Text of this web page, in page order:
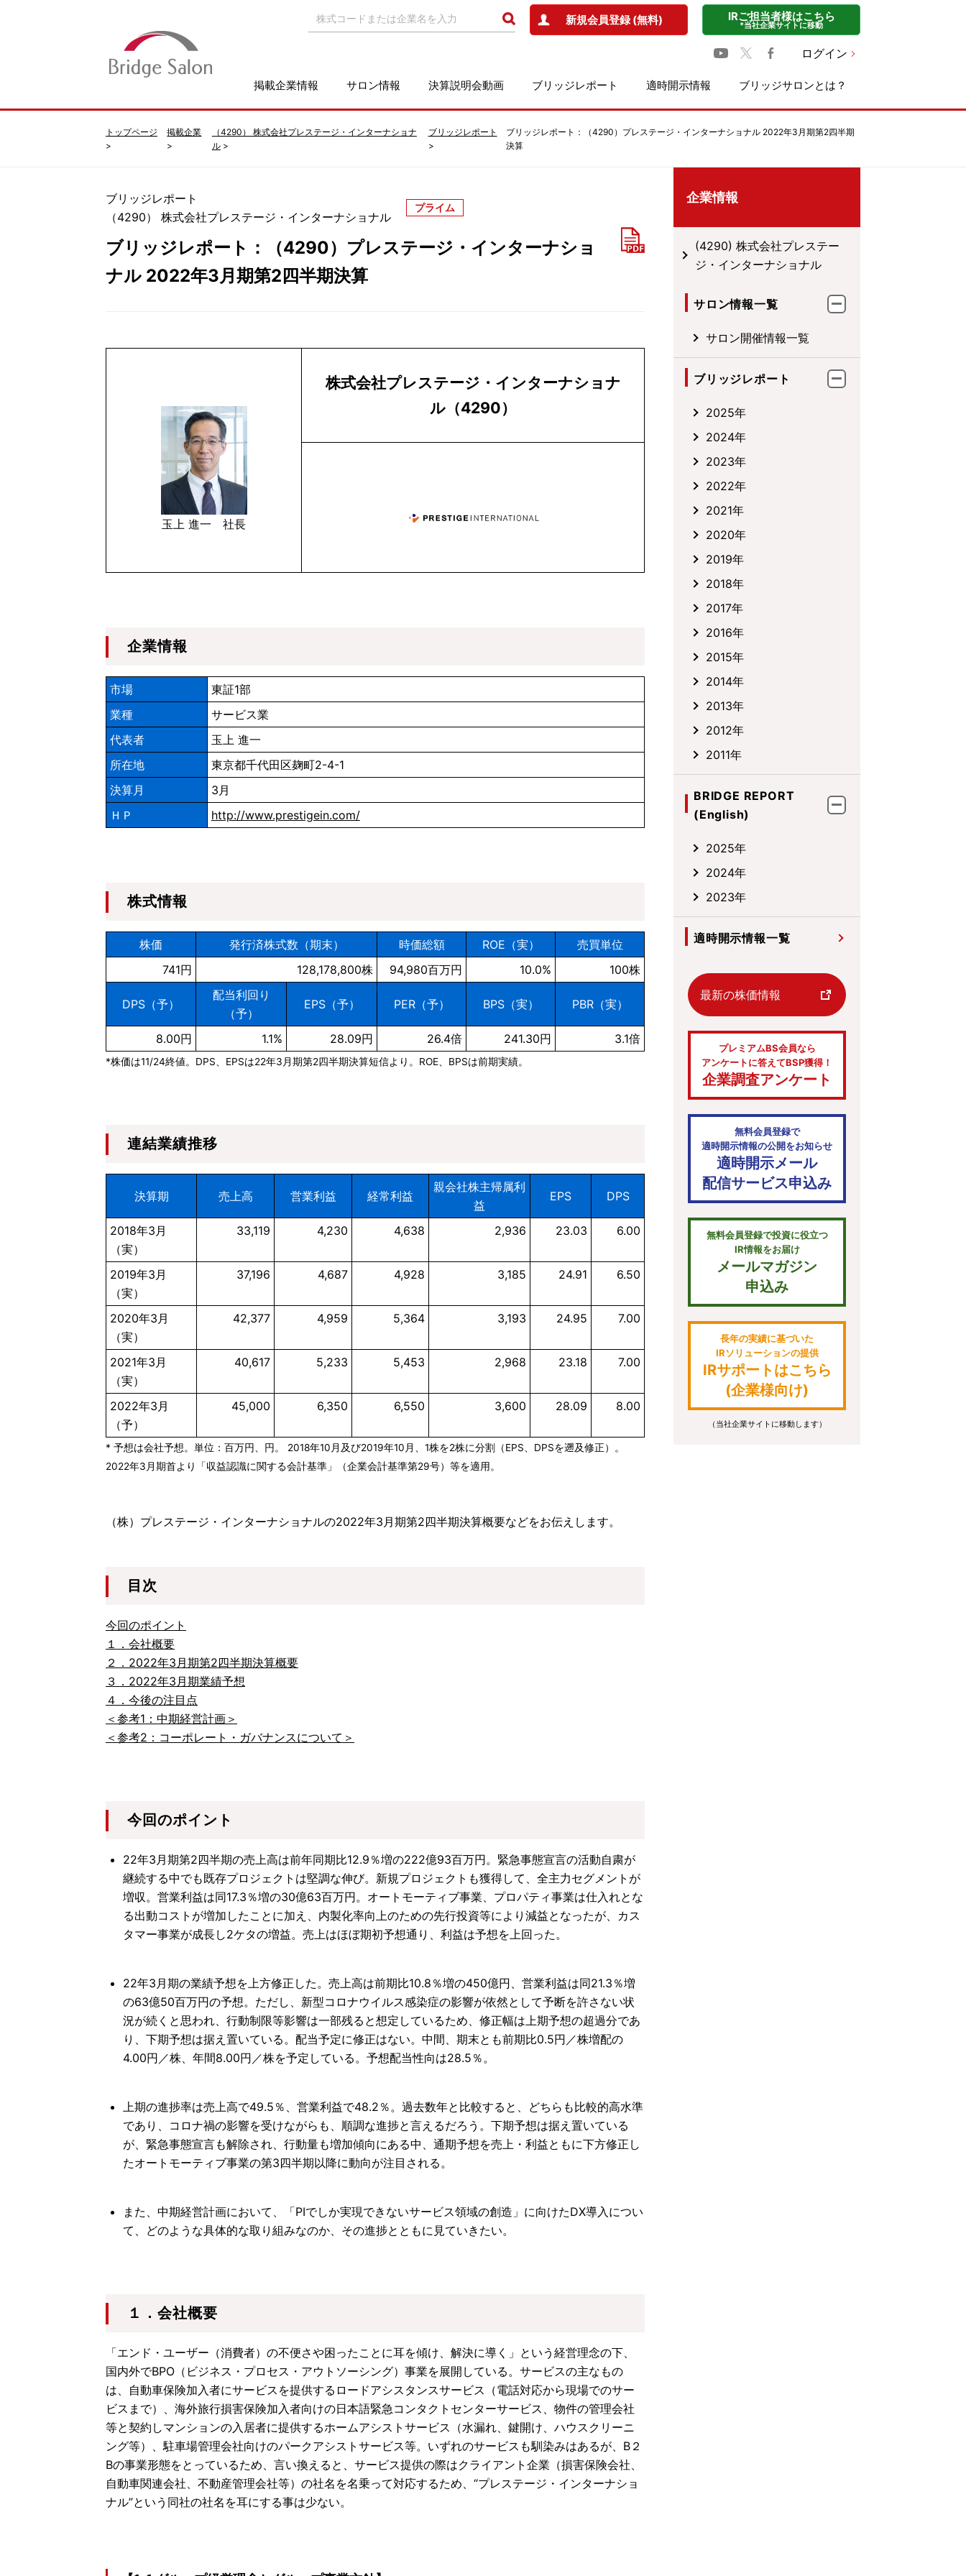
新規会員登録 (無料) IRご担当者様はこちら
*当社企業サイトに移動
ログイン
掲載企業情報 サロン情報 決算説明会動画 ブリッジレポート 適時開示情報 ブリッジサロンとは？
トップページ 掲載企業
（4290） 株式会社プレステージ・インターナショナ
ル
ブリッジレポート
ブリッジレポート：（4290）プレステージ・インターナショナル 2022年3月期第2四半期
決算
ブリッジレポート
（4290） 株式会社プレステージ・インターナショナル
プライム
ブリッジレポート：（4290）プレステージ・インターナショ
ナル 2022年3月期第2四半期決算
玉上 進一 社長
株式会社プレステージ・インターナショナ
ル（4290）
企業情報
市場
東証1部
業種
サービス業
代表者
玉上 進一
所在地
東京都千代田区麹町2-4-1
決算月
3月
ＨＰ
http://www.prestigein.com/
株式情報
株価 発行済株式数（期末） 時価総額 ROE（実）
売買単位
741円
128,178,800株 94,980百万円 10.0% 100株
DPS（予）
配当利回り
（予）
EPS（予） PER（予） BPS（実） PBR（実）
8.00円 1.1% 28.09円 26.4倍 241.30円 3.1倍
*株価は11/24終値。DPS、EPSは22年3月期第2四半期決算短信より。ROE、BPSは前期実績。
連結業績推移
決算期 売上高 営業利益 経常利益
親会社株主帰属利
益
EPS DPS
2018年3月
（実）
33,119 4,230 4,638 2,936 23.03 6.00
2019年3月
（実）
37,196 4,687 4,928 3,185 24.91 6.50
2020年3月
（実）
42,377 4,959 5,364 3,193 24.95 7.00
2021年3月
（実）
40,617 5,233 5,453 2,968 23.18 7.00
2022年3月
（予）
45,000 6,350 6,550 3,600 28.09 8.00
* 予想は会社予想。単位：百万円、円。 2018年10月及び2019年10月、1株を2株に分割（EPS、DPSを遡及修正）。
2022年3月期首より「収益認識に関する会計基準」（企業会計基準第29号）等を適用。
（株）プレステージ・インターナショナルの2022年3月期第2四半期決算概要などをお伝えします。
目次
今回のポイント
１．会社概要
２．2022年3月期第2四半期決算概要
３．2022年3月期業績予想
４．今後の注目点
＜参考1：中期経営計画＞
＜参考2：コーポレート・ガバナンスについて＞
今回のポイント
22年3月期第2四半期の売上高は前年同期比12.9％増の222億93百万円。緊急事態宣言の活動自粛が
継続する中でも既存プロジェクトは堅調な伸び。新規プロジェクトも獲得して、全主力セグメントが
増収。営業利益は同17.3％増の30億63百万円。オートモーティブ事業、プロパティ事業は仕入れとな
る出動コストが増加したことに加え、内製化率向上のための先行投資等により減益となったが、カス
タマー事業が成長し2ケタの増益。売上はほぼ期初予想通り、利益は予想を上回った。
22年3月期の業績予想を上方修正した。売上高は前期比10.8％増の450億円、営業利益は同21.3％増
の63億50百万円の予想。ただし、新型コロナウイルス感染症の影響が依然として予断を許さない状
況が続くと思われ、行動制限等影響は一部残ると想定しているため、修正幅は上期予想の超過分であ
り、下期予想は据え置いている。配当予定に修正はない。中間、期末とも前期比0.5円／株増配の
4.00円／株、年間8.00円／株を予定している。予想配当性向は28.5％。
上期の進捗率は売上高で49.5％、営業利益で48.2％。過去数年と比較すると、どちらも比較的高水準
であり、コロナ禍の影響を受けながらも、順調な進捗と言えるだろう。下期予想は据え置いている
が、緊急事態宣言も解除され、行動量も増加傾向にある中、通期予想を売上・利益ともに下方修正し
たオートモーティブ事業の第3四半期以降に動向が注目される。
また、中期経営計画において、「PIでしか実現できないサービス領域の創造」に向けたDX導入につい
て、どのような具体的な取り組みなのか、その進捗とともに見ていきたい。
１．会社概要
「エンド・ユーザー（消費者）の不便さや困ったことに耳を傾け、解決に導く」という経営理念の下、
国内外でBPO（ビジネス・プロセス・アウトソーシング）事業を展開している。サービスの主なもの
は、自動車保険加入者にサービスを提供するロードアシスタンスサービス（電話対応から現場でのサー
ビスまで）、海外旅行損害保険加入者向けの日本語緊急コンタクトセンターサービス、物件の管理会社
等と契約しマンションの入居者に提供するホームアシストサービス（水漏れ、鍵開け、ハウスクリーニ
ング等）、駐車場管理会社向けのパークアシストサービス等。いずれのサービスも馴染みはあるが、B２
Bの事業形態をとっているため、言い換えると、サービス提供の際はクライアント企業（損害保険会社、
自動車関連会社、不動産管理会社等）の社名を名乗って対応するため、“プレステージ・インターナショ
ナル”という同社の社名を耳にする事は少ない。
企業情報
(4290) 株式会社プレステー
ジ・インターナショナル
サロン情報一覧
サロン開催情報一覧
ブリッジレポート
2025年
2024年
2023年
2022年
2021年
2020年
2019年
2018年
2017年
2016年
2015年
2014年
2013年
2012年
2011年
BRIDGE REPORT
(English)
2025年
2024年
2023年
適時開示情報一覧
最新の株価情報
プレミアムBS会員なら
アンケートに答えてBSP獲得！
企業調査アンケート
無料会員登録で
適時開示情報の公開をお知らせ
適時開示メール
配信サービス申込み
無料会員登録で投資に役立つ
IR情報をお届け
メールマガジン
申込み
長年の実績に基づいた
IRソリューションの提供
IRサポートはこちら
(企業様向け)
（当社企業サイトに移動します）